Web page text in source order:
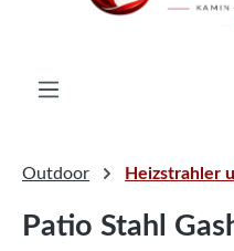
Outdoor Heizstrahler
Patio Stahl